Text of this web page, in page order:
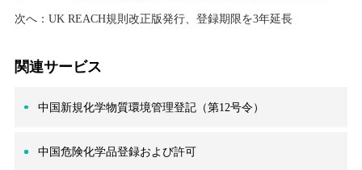
次へ： UK REACH規則改正版発行、登録期限を3年延長
関連サービス
中国新規化学物質環境管理登記（第12号令）
中国危険化学品登録および許可